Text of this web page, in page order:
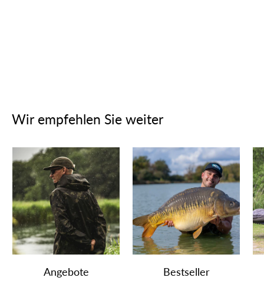
Wir empfehlen Sie weiter
Angebote Bestseller